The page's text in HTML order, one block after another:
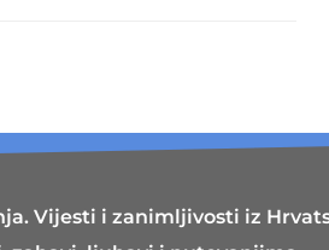
Vijesti i zanimljivosti iz